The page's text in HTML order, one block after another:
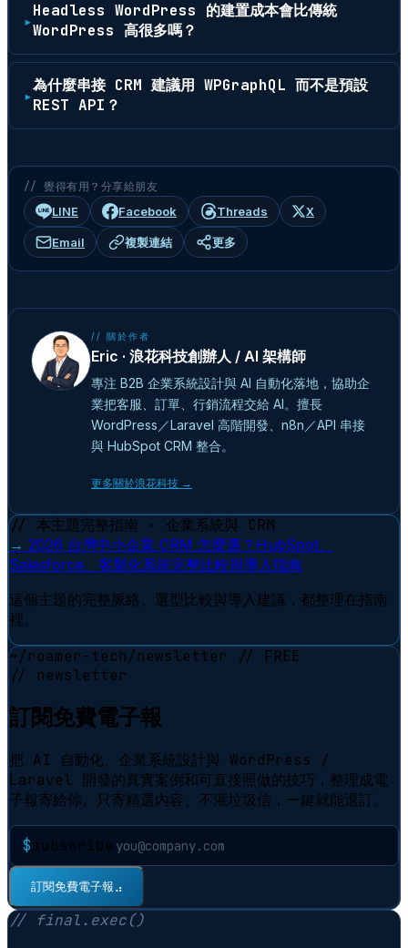
Headless WordPress 的建置成本會比傳統
WordPress 高很多嗎？
為什麼串接 CRM 建議用 WPGraphQL 而不是預設
REST API？
// 覺得有用？分享給朋友
LINE Facebook Threads X
Email 複製連結 更多
// 關於作者
Eric · 浪花科技創辦人 / AI 架構師
專注 B2B 企業系統設計與 AI 自動化落地，協助企
業把客服、訂單、行銷流程交給 AI。擅長
WordPress／Laravel 高階開發、n8n／API 串接
與 HubSpot CRM 整合。
更多關於浪花科技 →
// 本主題完整指南 · 企業系統與 CRM
→ 2026 台灣中小企業 CRM 怎麼選？HubSpot、
Salesforce、客製化系統完整比較與導入指南
這個主題的完整脈絡、選型比較與導入建議，都整理在指南
裡。
~/roamer-tech/newsletter
// FREE
// newsletter
訂閱免費電子報
把 AI 自動化、企業系統設計與 WordPress /
Laravel 開發的真實案例和可直接照做的技巧，整理成電
子報寄給你。只寄精選內容、不灌垃圾信，一鍵就能退訂。
$subscribe
訂閱免費電子報⠋
// final.exec()